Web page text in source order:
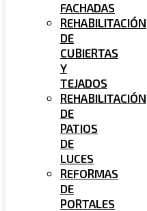
FACHADAS
REHABILITACIÓN
DE
CUBIERTAS
Y
TEJADOS
REHABILITACIÓN
DE
PATIOS
DE
LUCES
REFORMAS
DE
PORTALES